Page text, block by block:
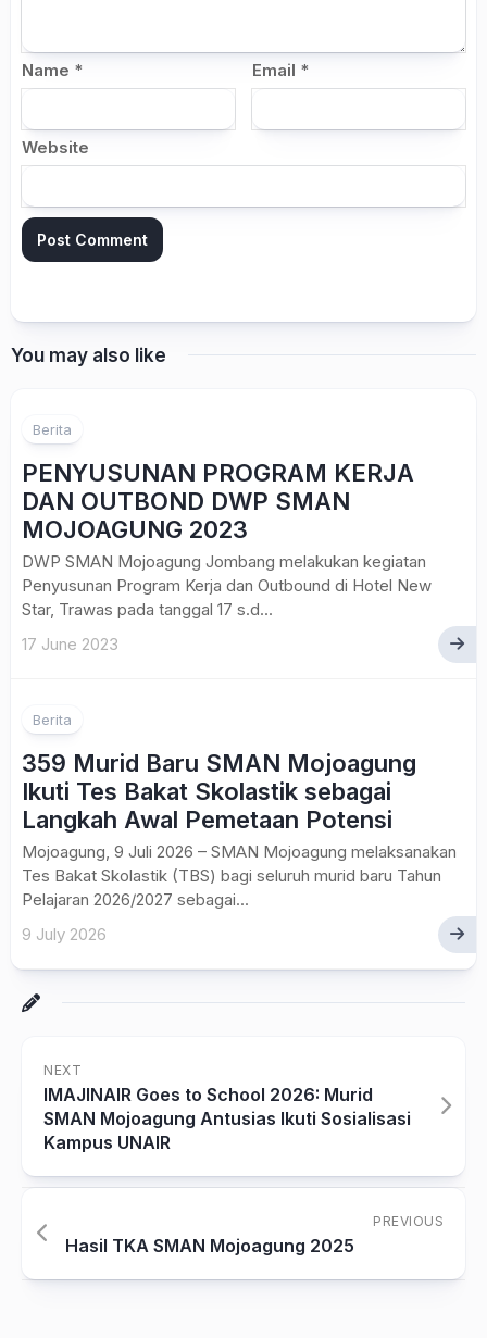
Name * Email *
Website
You may also like
Berita
PENYUSUNAN PROGRAM KERJA
DAN OUTBOND DWP SMAN
MOJOAGUNG 2023
DWP SMAN Mojoagung Jombang melakukan kegiatan
Penyusunan Program Kerja dan Outbound di Hotel New
Star, Trawas pada tanggal 17 s.d...
17 June 2023
Berita
359 Murid Baru SMAN Mojoagung
Ikuti Tes Bakat Skolastik sebagai
Langkah Awal Pemetaan Potensi
Mojoagung, 9 Juli 2026 – SMAN Mojoagung melaksanakan
Tes Bakat Skolastik (TBS) bagi seluruh murid baru Tahun
Pelajaran 2026/2027 sebagai...
9 July 2026
NEXT
IMAJINAIR Goes to School 2026: Murid
SMAN Mojoagung Antusias Ikuti Sosialisasi
Kampus UNAIR
PREVIOUS
Hasil TKA SMAN Mojoagung 2025